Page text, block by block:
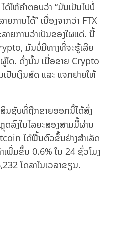
ດ້ໃຫ້ຄຳຕອບວ່າ “ມັນເປັນໄປບໍ່
ການໄດ້” ເນື່ອງຈາກວ່າ FTX
ຍການວ່າເປັນຂອງໃຜແດ່. ນີ້
ມັນບໍ່ມີທາງທີ່ຈະຮູ້ເລີຍ
ດ. ດັ່ງນັ້ນ ເມື່ອຂາຍ Crypto
ປັນເງິນສົດ ແລະ ແຈກຢາຍໃຫ້
ນຊັບທີ່ຖືກຂາຍອອກນີ້ໄດ້ສົ່ງ
ລົງໃນໄລຍະສອງສາມມື້ຜ່ານ
ໄດ້ຟື້ນຕົວຂຶ້ນຢ່າງສຳເລັດ
ພີ່ມຂຶ້ນ 0.6% ໃນ 24 ຊົ່ວໂມງ
ໂດລາໃນເວລາຂຽນ.